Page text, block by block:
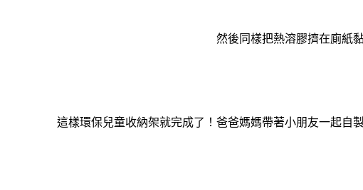
然後同樣把熱溶膠擠在廁紙
這樣環保兒童收納架就完成了！爸爸媽媽帶著小朋友一起自